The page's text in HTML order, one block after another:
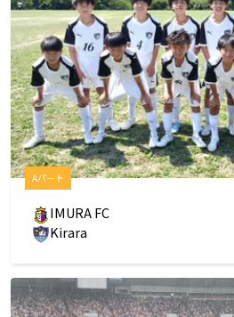
Aパート
IMURA FC
Kirara